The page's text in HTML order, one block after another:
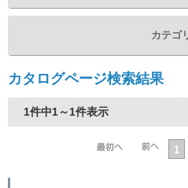
カテゴ
カタログページ検索結果
1件中1～1件表示
1